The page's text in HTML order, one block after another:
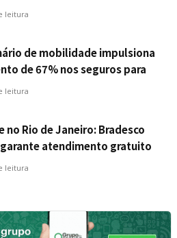
leitura
de mobilidade impulsiona
de 67% nos seguros para
da Bradesco Seguros
leitura
no Rio de Janeiro: Bradesco
atendimento gratuito
Niterói
leitura